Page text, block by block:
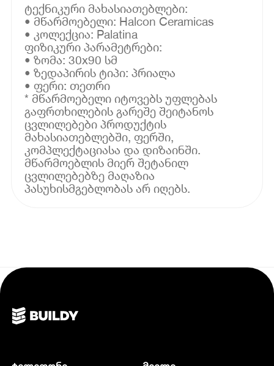
ტექნიკური მახასიათებლები:
• მწარმოებელი: Halcon Ceramicas
• კოლექცია: Palatina
ფიზიკური პარამეტრები:
• ზომა: 30x90 სმ
• ზედაპირის ტიპი: პრიალა
• ფერი: თეთრი
* მწარმოებელი იტოვებს უფლებას
გაფრთხილების გარეშე შეიტანოს
ცვლილებები პროდუქტის
მახასიათებლებში, ფერში,
კომპლექტაციასა და დიზაინში.
მწარმოებლის მიერ შეტანილ
ცვლილებებზე მაღაზია
პასუხისმგებლობას არ იღებს.